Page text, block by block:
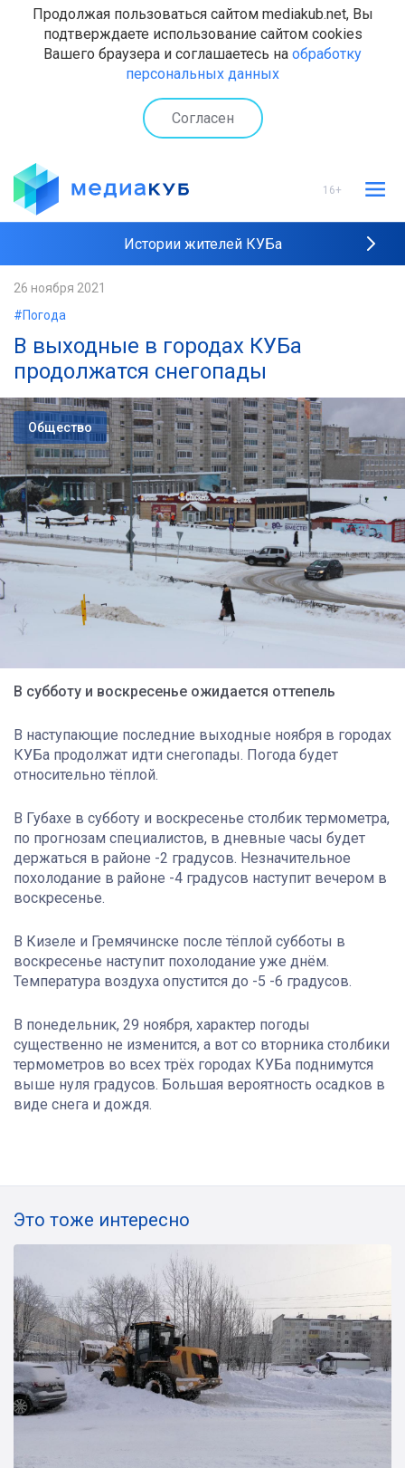
Продолжая пользоваться сайтом mediakub.net, Вы
подтверждаете использование сайтом cookies
Вашего браузера и соглашаетесь на обработку
персональных данных
Согласен
16+
Истории жителей КУБа
26 ноября 2021
#Погода
В выходные в городах КУБа
продолжатся снегопады
Общество
В субботу и воскресенье ожидается оттепель
В наступающие последние выходные ноября в городах
КУБа продолжат идти снегопады. Погода будет
относительно тёплой.
В Губахе в субботу и воскресенье столбик термометра,
по прогнозам специалистов, в дневные часы будет
держаться в районе -2 градусов. Незначительное
похолодание в районе -4 градусов наступит вечером в
воскресенье.
В Кизеле и Гремячинске после тёплой субботы в
воскресенье наступит похолодание уже днём.
Температура воздуха опустится до -5 -6 градусов.
В понедельник, 29 ноября, характер погоды
существенно не изменится, а вот со вторника столбики
термометров во всех трёх городах КУБа поднимутся
выше нуля градусов. Большая вероятность осадков в
виде снега и дождя.
Это тоже интересно